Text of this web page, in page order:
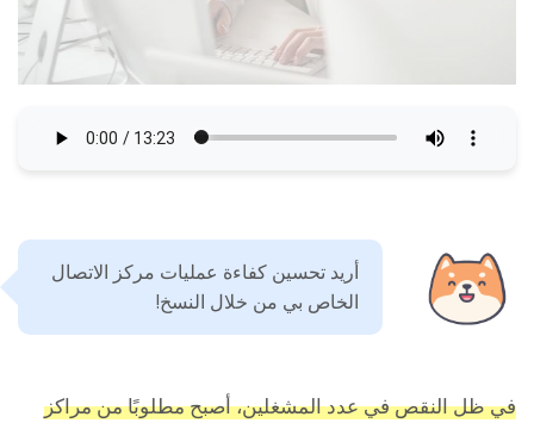
أريد تحسين كفاءة عمليات مركز الاتصال
الخاص بي من خلال النسخ!
في ظل النقص في عدد المشغلين، أصبح مطلوبًا من مراكز